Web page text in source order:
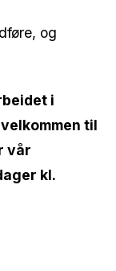
og
i
til
vår
kl.